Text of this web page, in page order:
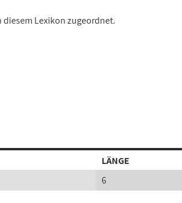
diesem Lexikon zugeordnet.
LÄNGE
6